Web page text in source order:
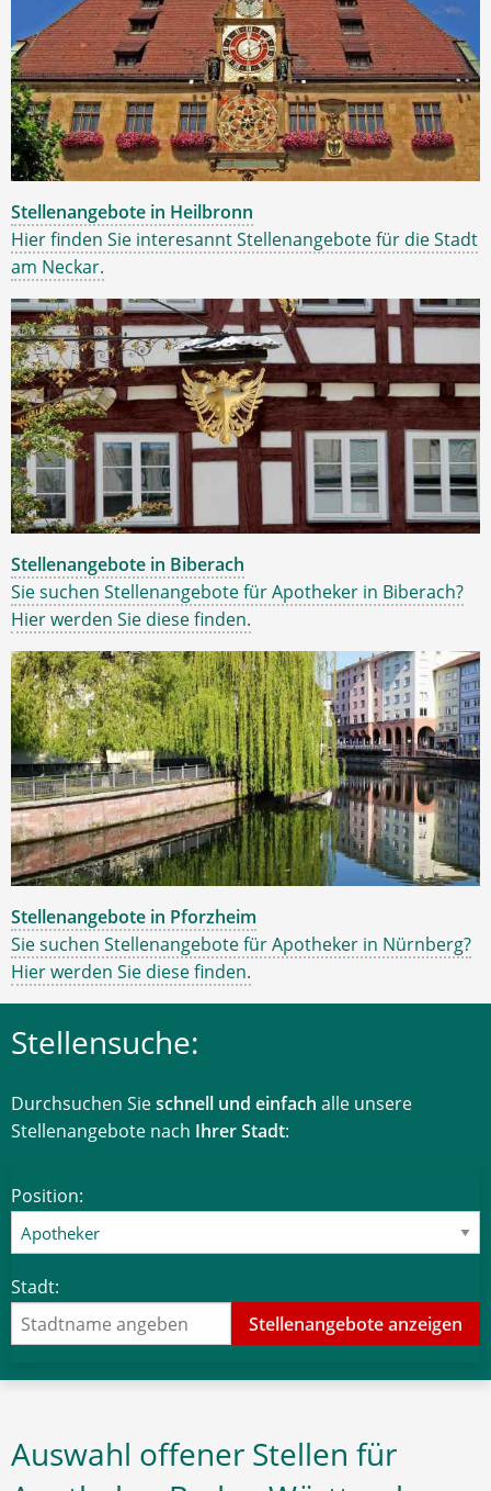
Stellenangebote in Heilbronn
Hier finden Sie interesannt Stellenangebote für die Stadt
am Neckar.
Stellenangebote in Biberach
Sie suchen Stellenangebote für Apotheker in Biberach?
Hier werden Sie diese finden.
Stellenangebote in Pforzheim
Sie suchen Stellenangebote für Apotheker in Nürnberg?
Hier werden Sie diese finden.
Stellensuche:
Durchsuchen Sieschnell und einfach alle unsere
Stellenangebote nach Ihrer Stadt:
Position:
Stadt:
Auswahl offener Stellen für